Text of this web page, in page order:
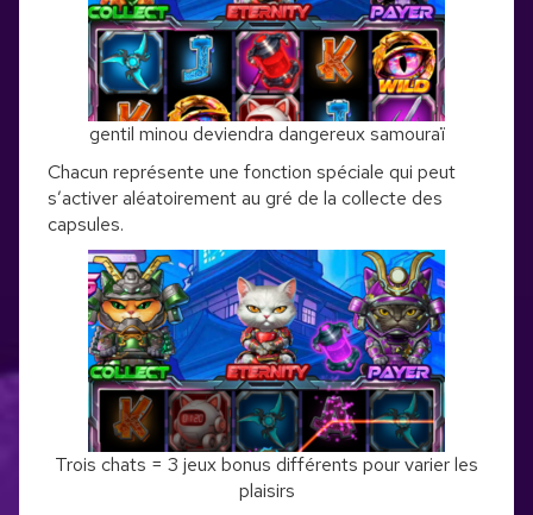
gentil minou deviendra dangereux samouraï
Chacun représente une fonction spéciale qui peut
s’activer aléatoirement au gré de la collecte des
capsules.
Trois chats = 3 jeux bonus différents pour varier les
plaisirs